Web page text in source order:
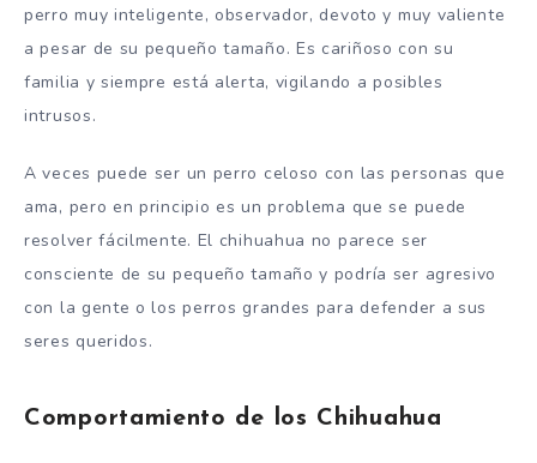
perro muy inteligente, observador, devoto y muy valiente
a pesar de su pequeño tamaño. Es cariñoso con su
familia y siempre está alerta, vigilando a posibles
intrusos.
A veces puede ser un perro celoso con las personas que
ama, pero en principio es un problema que se puede
resolver fácilmente. El chihuahua no parece ser
consciente de su pequeño tamaño y podría ser agresivo
con la gente o los perros grandes para defender a sus
seres queridos.
Comportamiento de los Chihuahua